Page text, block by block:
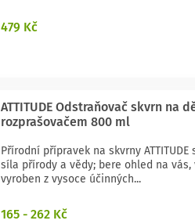
479 Kč
ATTITUDE Odstraňovač skvrn na
rozprašovačem 800 ml
Přírodní přípravek na skvrny
síla přírody a vědy; bere ohled na
vyroben z vysoce účinných...
165 - 262 Kč